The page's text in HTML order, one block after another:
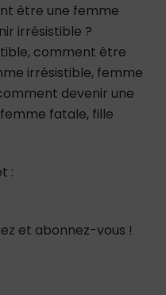
être une femme
irrésistible ?
comment être
irrésistible, femme
devenir une
fatale, fille
:
et abonnez-vous !